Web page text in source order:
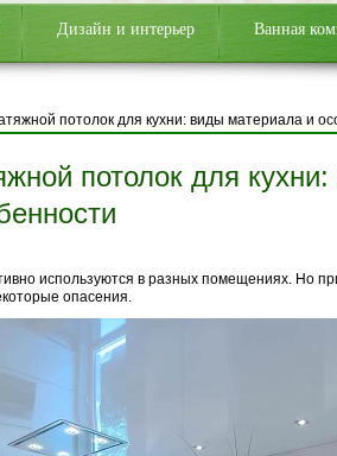
Дизайн и интерьер Ванная
потолок для кухни: виды материала и
потолок для
используются в разных помещениях. Но
опасения.